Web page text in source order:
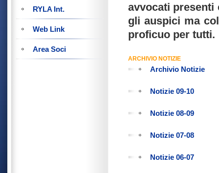
RYLA Int.
Web Link
Area Soci
avvocati presenti
gli auspici ma
proficuo per tutti.
ARCHIVIO NOTIZIE
Archivio Notizie
Notizie 09-10
Notizie 08-09
Notizie 07-08
Notizie 06-07